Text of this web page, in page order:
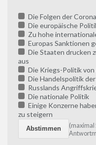
Die Folgen der
Die europäische
Zu hohe
Europas Sanktionen
Die Staaten drucken
aus
Die Kriegs-Politik
Die Handelspolitik
Russlands
Die nationale Politik
Einige Konzerne
zu steigern
(maximal